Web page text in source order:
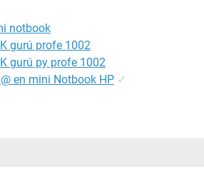
notbook
gurú profe 1002
gurú py profe 1002
en mini Notbook HP ✓